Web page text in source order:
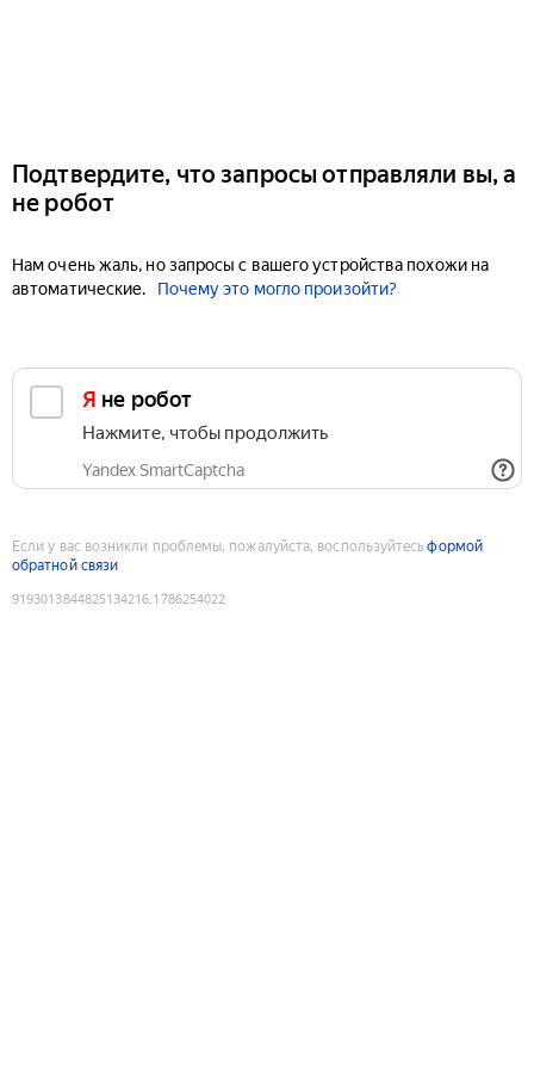
Подтвердите, что запросы отправляли вы, а
не робот
Нам очень жаль, но запросы с вашего устройства похожи на
автоматические.
Почему это могло произойти?
Я не робот
Нажмите, чтобы продолжить
Yandex SmartCaptcha
Если у вас возникли проблемы, пожалуйста, воспользуйтесьформой
обратной связи
9193013844825134216:1786254022